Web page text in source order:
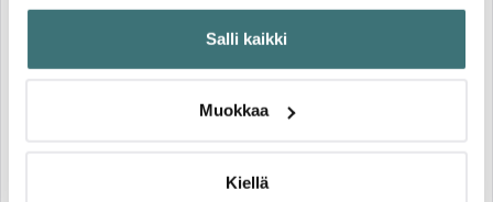
Jos sallit, haluamme myös tehdä seuraavia:
Kerätä tietoja maantieteellisestä sijainnistasi,
mahdollisesti muutaman metrin tarkkuudella
aktiivisesti (sormenjäljen muodostaminen)
tiedot-osiossa
Salli kaikki
Muokkaa
Kiellä
Iittala
Solare Korkea Tarjoiluastia
24x14 cm Valkoinen
Iittala
Solare Matala Tarjoiluastia
30x9,5cm Valkoinen
112.50 €